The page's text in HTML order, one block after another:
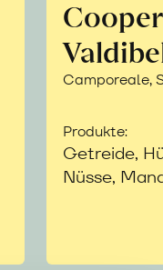
Camporeale,
Produkte:
Getreide,
Nüsse,